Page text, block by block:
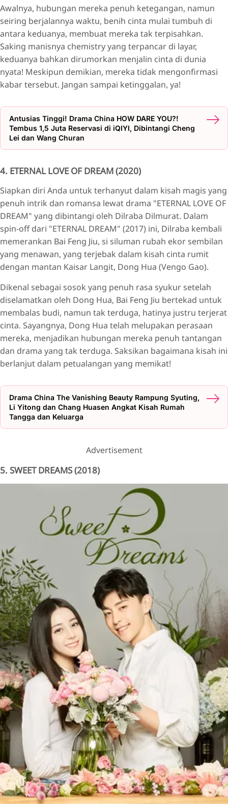
Awalnya, hubungan mereka penuh ketegangan, namun
seiring berjalannya waktu, benih cinta mulai tumbuh di
antara keduanya, membuat mereka tak terpisahkan.
Saking manisnya chemistry yang terpancar di layar,
keduanya bahkan dirumorkan menjalin cinta di dunia
nyata! Meskipun demikian, mereka tidak mengonfirmasi
kabar tersebut. Jangan sampai ketinggalan, ya!
Antusias Tinggi! Drama China HOW DARE YOU?!
Tembus 1,5 Juta Reservasi di iQIYI, Dibintangi Cheng
Lei dan Wang Churan
4. ETERNAL LOVE OF DREAM (2020)
Siapkan diri Anda untuk terhanyut dalam kisah magis yang
penuh intrik dan romansa lewat drama "ETERNAL LOVE OF
DREAM" yang dibintangi oleh Dilraba Dilmurat. Dalam
spin-off dari "ETERNAL DREAM" (2017) ini, Dilraba kembali
memerankan Bai Feng Jiu, si siluman rubah ekor sembilan
yang menawan, yang terjebak dalam kisah cinta rumit
dengan mantan Kaisar Langit, Dong Hua (Vengo Gao).
Dikenal sebagai sosok yang penuh rasa syukur setelah
diselamatkan oleh Dong Hua, Bai Feng Jiu bertekad untuk
membalas budi, namun tak terduga, hatinya justru terjerat
cinta. Sayangnya, Dong Hua telah melupakan perasaan
mereka, menjadikan hubungan mereka penuh tantangan
dan drama yang tak terduga. Saksikan bagaimana kisah ini
berlanjut dalam petualangan yang memikat!
Drama China The Vanishing Beauty Rampung Syuting,
Li Yitong dan Chang Huasen Angkat Kisah Rumah
Tangga dan Keluarga
Advertisement
5. SWEET DREAMS (2018)